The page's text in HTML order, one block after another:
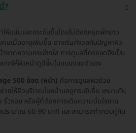
?
ให้แน่นและกระชับขึ้นโดยไม่ต้องหยุดพักยาว
คนเมื่ออายุเพิ่มขึ้น อาจเริ่มกังวลกับปัญหาผิว
ขาดความกระจ่างใส การดูแลที่ตรงจุดจึงเป็น
กให้ผิวหน้าดูดีขึ้นในแบบของตัวเอง
500 ช็อต (หน้า) คือการดูแลผิวด้วย
ยให้ผิวบริเวณใบหน้าแลดูกระชับขึ้น เหมาะกับ
รอย หรือผู้ที่ต้องการเติมความมั่นใจยาม
ประมาณ 60-90 นาที และสามารถทำควบคู่กับ